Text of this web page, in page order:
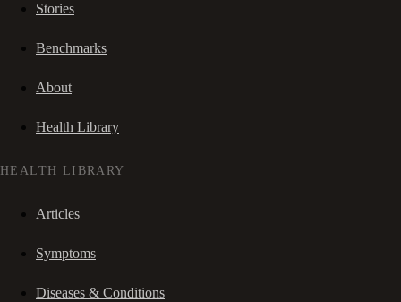
Stories
Benchmarks
About
Health Library
HEALTH LIBRARY
Articles
Symptoms
Diseases & Conditions